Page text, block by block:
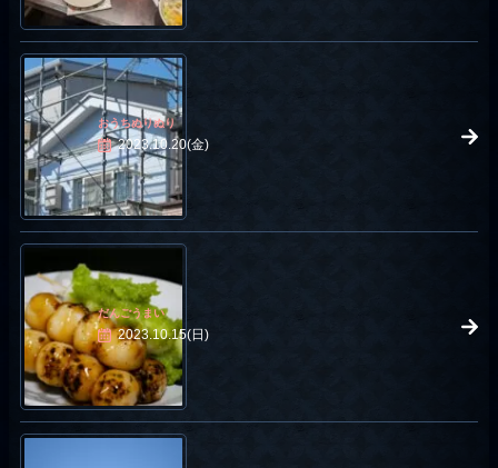
おうちぬりぬり
2023.10.20(金)
だんごうまい
2023.10.15(日)